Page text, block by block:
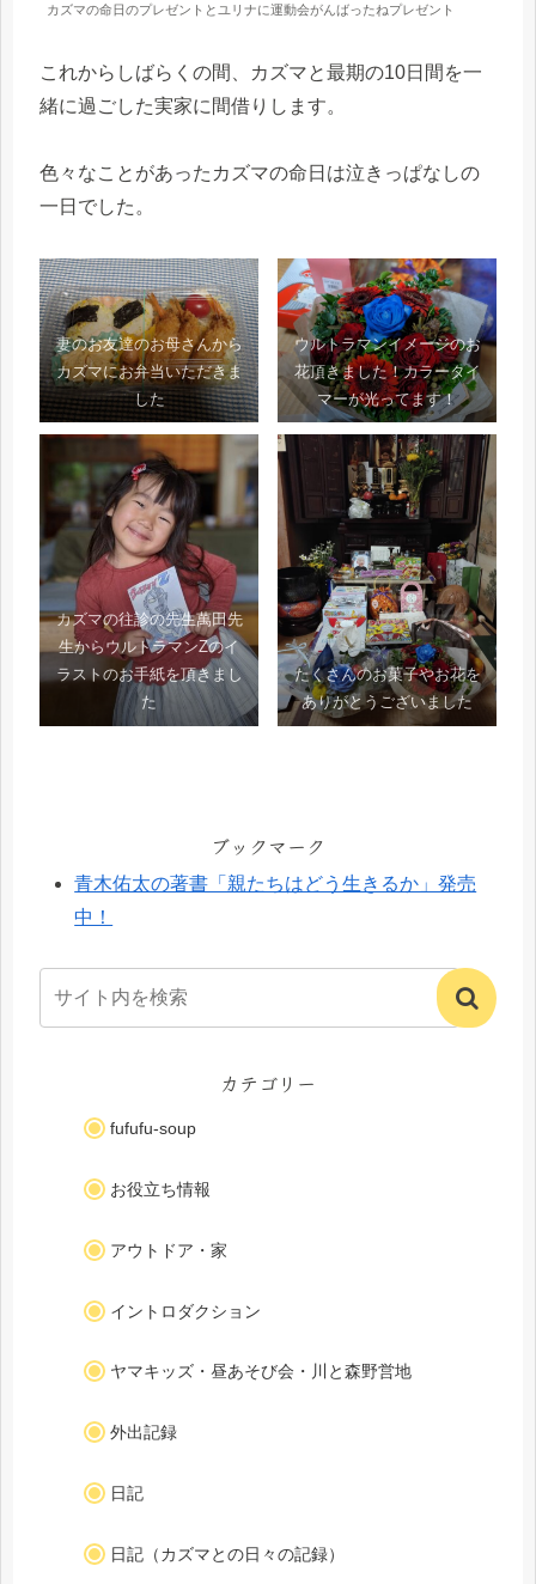
カズマの命日のプレゼントとユリナに運動会がんばったねプレゼント
これからしばらくの間、カズマと最期の10日間を一
緒に過ごした実家に間借りします。
色々なことがあったカズマの命日は泣きっぱなしの
一日でした。
妻のお友達のお母さんから
カズマにお弁当いただきま
した
ウルトラマンイメージのお
花頂きました！カラータイ
マーが光ってます！
カズマの往診の先生萬田先
生からウルトラマンZのイ
ラストのお手紙を頂きまし
た
たくさんのお菓子やお花を
ありがとうございました
ブックマーク
青木佑太の著書「親たちはどう生きるか」発売
中！
カテゴリー
fufufu-soup
お役立ち情報
アウトドア・家
イントロダクション
ヤマキッズ・昼あそび会・川と森野営地
外出記録
日記
日記（カズマとの日々の記録）